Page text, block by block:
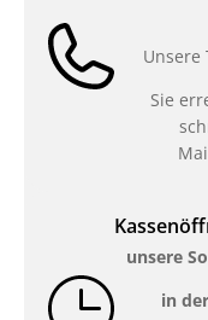
Unsere
Sie
unsere
in